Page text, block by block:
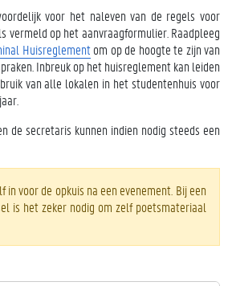
voor het naleven van de regels voor
vermeld op het aanvraagformulier. Raadpleeg
Huisreglementom op de hoogte te zijn van
Inbreuk op het huisreglement kan leiden
van alle lokalen in het studentenhuis voor
de secretaris kunnen indien nodig steeds een
in voor de opkuis na een evenement. Bij een
is het zeker nodig om zelf poetsmateriaal